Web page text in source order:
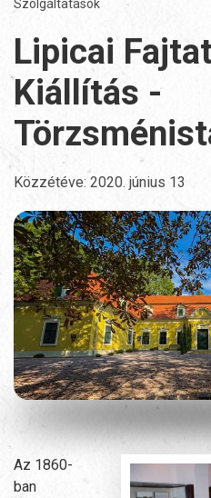
Szolgáltatások
Lipicai
Kiállítás -
Közzétéve: 2020. június 13
Az 1860-
ban